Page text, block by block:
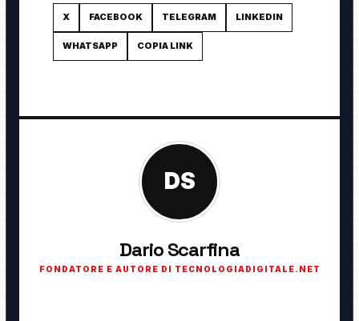
X FACEBOOK TELEGRAM LINKEDIN
WHATSAPP COPIA LINK
DS
Dario Scarfina
FONDATORE E AUTORE DI TECNOLOGIADIGITALE.NET